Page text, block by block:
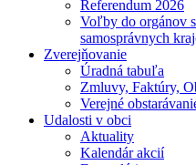
Referendum 2026
Voľby do orgánov
samosprávnych
Zverejňovanie
Úradná tabuľa
Zmluvy, Faktúry,
Verejné
Udalosti v obci
Aktuality
Kalendár akcií